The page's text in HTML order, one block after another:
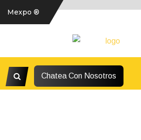
Mexpo ®
Chatea Con Nosotros